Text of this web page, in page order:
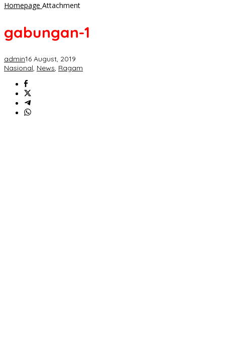
Homepage Attachment
gabungan-1
admin16 August, 2019
Nasional, News, Ragam